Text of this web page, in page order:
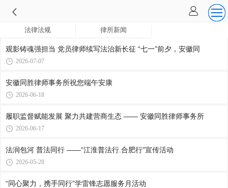
法律法规 律所新闻
观影铸魂强担当 党员律师续写法治新长征 “七一”前夕，安徽同
2026-07-07
安徽同胜律师事务所祝您端午安康
2026-06-18
履职监督赋能发展 聚力共建营商生态 —— 安徽同胜律师事务所
2026-06-17
法润包河 普法同行 ——“江淮普法行.合肥行”宣传活动
2026-05-28
“同心聚力，携手同行”学雷锋志愿服务月活动